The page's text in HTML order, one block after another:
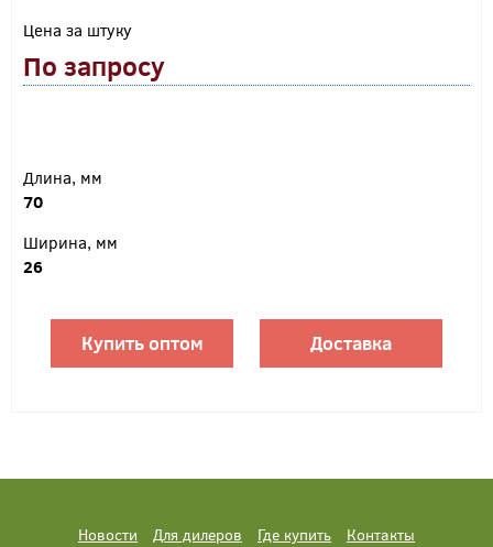
Цена за штуку
По запросу
Длина, мм
70
Ширина, мм
26
Купить оптом Доставка
Новости Для дилеров Где купить
Контакты